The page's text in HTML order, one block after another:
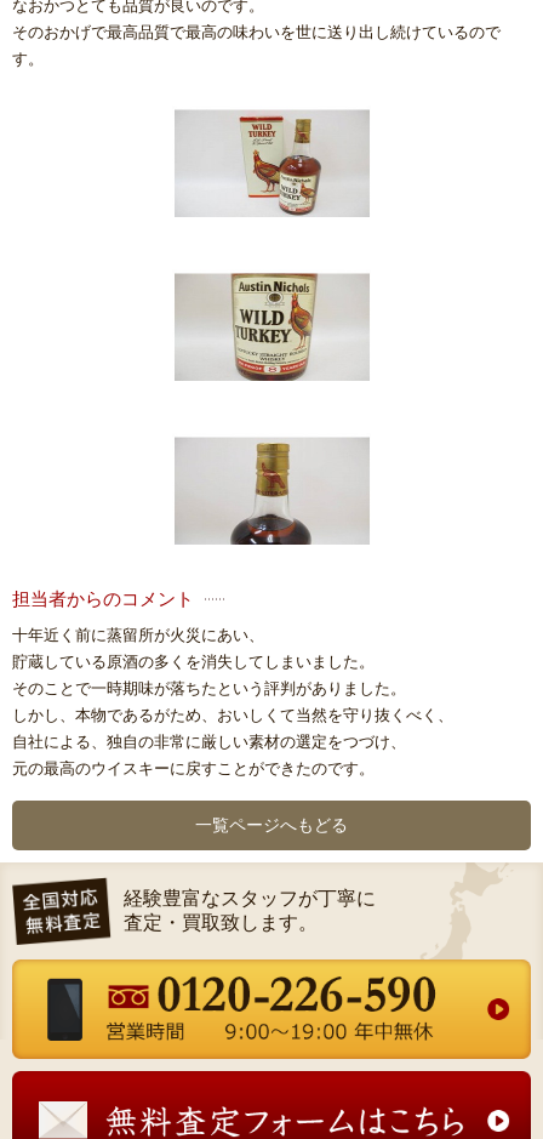
なおかつとても品質が良いのです。
そのおかげで最高品質で最高の味わいを世に送り出し続けているので
す。
担当者からのコメント
十年近く前に蒸留所が火災にあい、
貯蔵している原酒の多くを消失してしまいました。
そのことで一時期味が落ちたという評判がありました。
しかし、本物であるがため、おいしくて当然を守り抜くべく、
自社による、独自の非常に厳しい素材の選定をつづけ、
元の最高のウイスキーに戻すことができたのです。
一覧ページへもどる
経験豊富なスタッフが丁寧に
査定・買取致します。